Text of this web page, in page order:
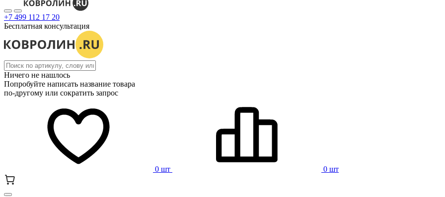
+7 499 112 17 20
Бесплатная консультация
Ничего не нашлось
Попробуйте написать название товара
по-другому или сократить запрос
0 шт 0 шт